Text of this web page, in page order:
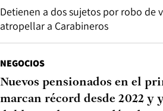
Detienen a dos sujetos por robo de
atropellar a Carabineros
NEGOCIOS
Nuevos pensionados en el
marcan récord desde 2022 y